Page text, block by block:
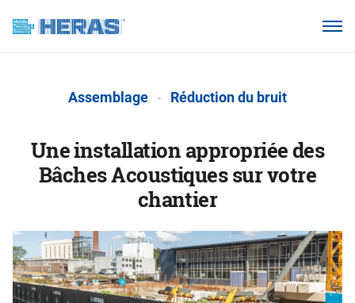
Base de connaissances
À propos de nous
Webshop
Assemblage Réduction du bruit
Une installation appropriée des
Bâches Acoustiques sur votre
chantier